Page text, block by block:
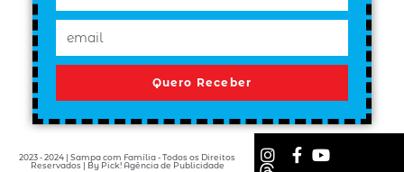
Quero Receber
2023 - 2024 | Sampa com Família - Todos os Direitos
Reservados | By Pick! Agência de Publicidade